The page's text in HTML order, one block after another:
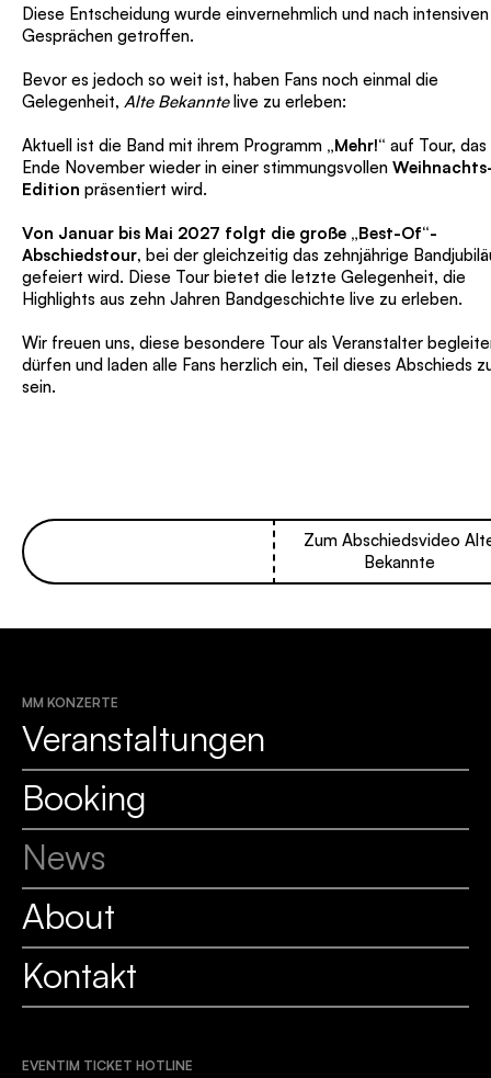
Diese Entscheidung wurde einvernehmlich und nach intensiven
Gesprächen getroffen.
Bevor es jedoch so weit ist, haben Fans noch einmal die
Gelegenheit, Alte Bekanntelive zu erleben:
Aktuell ist die Band mit ihrem Programm „Mehr!“ auf Tour, das
Ende November wieder in einer stimmungsvollen
Edition präsentiert wird.
Von Januar bis Mai 2027 folgt die große „Best-Of“-
Abschiedstour, bei der gleichzeitig das zehnjährige
gefeiert wird. Diese Tour bietet die letzte Gelegenheit, die
Highlights aus zehn Jahren Bandgeschichte live zu erleben.
Wir freuen uns, diese besondere Tour als Veranstalter
dürfen und laden alle Fans herzlich ein, Teil dieses Abschieds
sein.
Zum Abschiedsvideo
Bekannte
MM KONZERTE
Veranstaltungen
Booking
News
About
Kontakt
EVENTIM TICKET HOTLINE